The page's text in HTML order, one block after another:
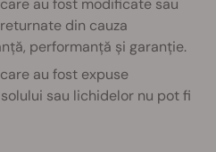
au fost modificate sau
din cauza
performanță și garanție.
au fost expuse
sau lichidelor nu pot fi